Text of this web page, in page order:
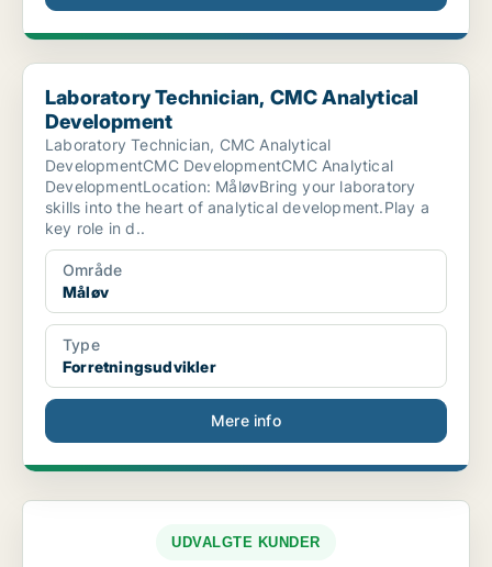
Laboratory Technician, CMC Analytical Development
Laboratory Technician, CMC Analytical
Development
Laboratory Technician, CMC Analytical
DevelopmentCMC DevelopmentCMC Analytical
DevelopmentLocation: MåløvBring your laboratory
skills into the heart of analytical development.Play a
key role in d..
Område
Måløv
Type
Forretningsudvikler
Mere info
UDVALGTE KUNDER